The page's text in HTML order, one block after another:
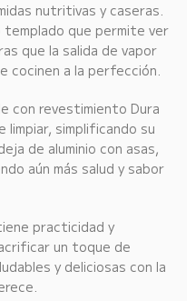
nutritivas y caseras.
templado que permite ver
que la salida de vapor
cocinen a la perfección.
con revestimiento Dura
limpiar, simplificando su
de aluminio con asas,
aún más salud y sabor
practicidad y
un toque de
y deliciosas con la